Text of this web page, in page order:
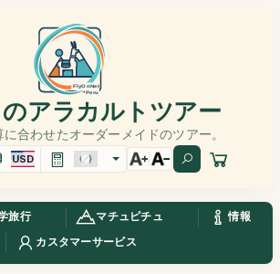
アラカルトツアー
合わせたオーダーメイドのツアー。
USD
旅行 マチュピチュ
情報
カスタマーサービス